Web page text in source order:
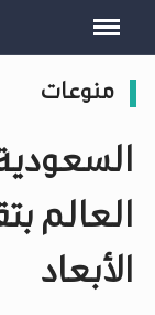
منوعات
العالم
الأبعاد